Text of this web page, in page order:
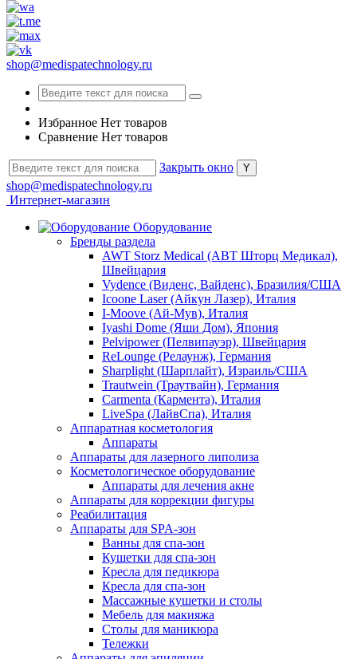
shop@medispatechnology.ru
Избранное Нет товаров
Сравнение Нет товаров
Закрыть окно
shop@medispatechnology.ru
Интернет-магазин
Оборудование
Бренды раздела
AWT Storz Medical (АВТ Шторц Медикал),
Швейцария
Vydence (Виденс, Вайденс), Бразилия/США
Icoone Laser (Айкун Лазер), Италия
I-Moove (Ай-Мув), Италия
Iyashi Dome (Яши Дом), Япония
Pelvipower (Пелвипауэр), Швейцария
ReLounge (Релаунж), Германия
Sharplight (Шарплайт), Израиль/США
Trautwein (Траутвайн), Германия
Carmenta (Кармента), Италия
LiveSpa (ЛайвСпа), Италия
Аппаратная косметология
Аппараты
Аппараты для лазерного липолиза
Косметологическое оборудование
Аппараты для лечения акне
Аппараты для коррекции фигуры
Реабилитация
Аппараты для SPA-зон
Ванны для спа-зон
Кушетки для спа-зон
Кресла для педикюра
Кресла для спа-зон
Массажные кушетки и столы
Мебель для макияжа
Столы для маникюра
Тележки